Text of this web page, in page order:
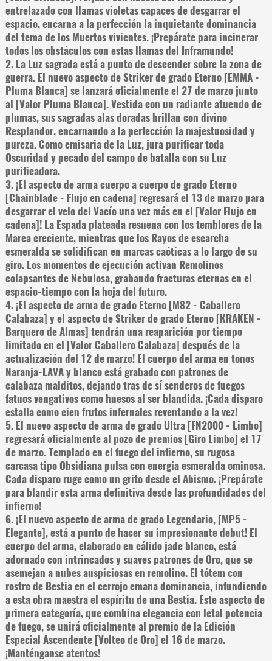
entrelazado con llamas violetas capaces de desgarrar el
espacio, encarna a la perfección la inquietante dominancia
del tema de los Muertos vivientes. ¡Prepárate para incinerar
todos los obstáculos con estas llamas del Inframundo!
2. La Luz sagrada está a punto de descender sobre la zona de
guerra. El nuevo aspecto de Striker de grado Eterno [EMMA -
Pluma Blanca] se lanzará oficialmente el 27 de marzo junto
al [Valor Pluma Blanca]. Vestida con un radiante atuendo de
plumas, sus sagradas alas doradas brillan con divino
Resplandor, encarnando a la perfección la majestuosidad y
pureza. Como emisaria de la Luz, jura purificar toda
Oscuridad y pecado del campo de batalla con su Luz
purificadora.
3. ¡El aspecto de arma cuerpo a cuerpo de grado Eterno
[Chainblade - Flujo en cadena] regresará el 13 de marzo para
desgarrar el velo del Vacío una vez más en el [Valor Flujo en
cadena]! La Espada plateada resuena con los temblores de la
Marea creciente, mientras que los Rayos de escarcha
esmeralda se solidifican en marcas caóticas a lo largo de su
giro. Los momentos de ejecución activan Remolinos
colapsantes de Nebulosa, grabando fracturas eternas en el
espacio-tiempo con la hoja del futuro.
4. ¡El aspecto de arma de grado Eterno [M82 - Caballero
Calabaza] y el aspecto de Striker de grado Eterno [KRAKEN -
Barquero de Almas] tendrán una reaparición por tiempo
limitado en el [Valor Caballero Calabaza] después de la
actualización del 12 de marzo! El cuerpo del arma en tonos
Naranja-LAVA y blanco está grabado con patrones de
calabaza malditos, dejando tras de sí senderos de fuegos
fatuos vengativos como huesos al ser blandida. ¡Cada disparo
estalla como cien frutos infernales reventando a la vez!
5. El nuevo aspecto de arma de grado Ultra [FN2000 - Limbo]
regresará oficialmente al pozo de premios [Giro Limbo] el 17
de marzo. Templado en el fuego del infierno, su rugosa
carcasa tipo Obsidiana pulsa con energía esmeralda ominosa.
Cada disparo ruge como un grito desde el Abismo. ¡Prepárate
para blandir esta arma definitiva desde las profundidades del
infierno!
6. ¡El nuevo aspecto de arma de grado Legendario, [MP5 -
Elegante], está a punto de hacer su impresionante debut! El
cuerpo del arma, elaborado en cálido jade blanco, está
adornado con intrincados y suaves patrones de Oro, que se
asemejan a nubes auspiciosas en remolino. El tótem con
rostro de Bestia en el cerrojo emana dominancia, infundiendo
a esta obra maestra el espíritu de una Bestia. Este aspecto de
primera categoría, que combina elegancia con letal potencia
de fuego, se unirá oficialmente al premio de la Edición
Especial Ascendente [Volteo de Oro] el 16 de marzo.
¡Manténganse atentos!